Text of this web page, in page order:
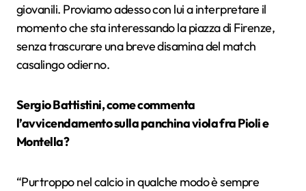
giovanili. Proviamo adesso con lui a interpretare il
momento che sta interessando la piazza di Firenze,
senza trascurare una breve disamina del match
casalingo odierno.
Sergio Battistini, come commenta
l’avvicendamento sulla panchina viola fra Pioli e
Montella?
“Purtroppo nel calcio in qualche modo è sempre